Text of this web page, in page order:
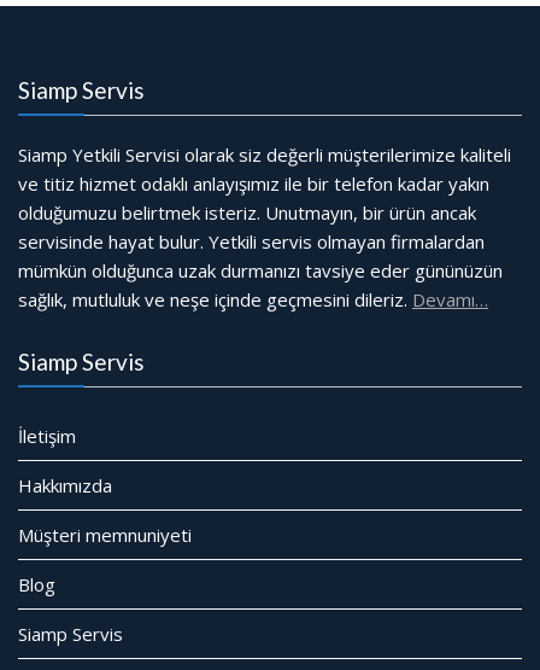
Siamp Servis
Siamp Yetkili Servisi olarak siz değerli müşterilerimize kaliteli
ve titiz hizmet odaklı anlayışımız ile bir telefon kadar yakın
olduğumuzu belirtmek isteriz. Unutmayın, bir ürün ancak
servisinde hayat bulur. Yetkili servis olmayan firmalardan
mümkün olduğunca uzak durmanızı tavsiye eder gününüzün
sağlık, mutluluk ve neşe içinde geçmesini dileriz. Devamı…
Siamp Servis
İletişim
Hakkımızda
Müşteri memnuniyeti
Blog
Siamp Servis